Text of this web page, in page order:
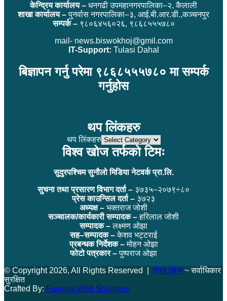
केन्द्रिय कार्यालय – धनगढी उपमहानगरपालिका–२, कैलाली
शाखा कार्यालय –पुनर्वास नगरपालिका–३, आई.बी.आर.डी.,कञ्चनपुर
सम्पर्क –९८०६४५६०२६, ९८६८५५५७८०
mail- news.biswokhoj@gmil.com
IT-Support: Tulasi Dahal
बिज्ञापन गर्नु परेमा ९८६८५५५७८० मा सम्पर्क
गर्नुहोस
थप लिंकहरु
थप लिंकहरु
विश्व खोज तर्फको टिमः
सुदुरपश्चिम सुनौलो मिडिया नेटवर्क प्रा.लि.
सुचना तथा प्रसारण विभाग दर्ता – ३७३५–२०७९÷८०
प्रेस काउन्सिल दर्ता – ३७२३
अध्यक्ष – भक्तराज जोशी
सञ्चालक/कार्यकारी सम्पादक –हरिलाल जोशी
सम्पादक –लक्ष्मण ओझा
सह–सम्पादक –केशव भट्टराई
प्रबन्धक निर्देशक –मोहन ओझा
फोटो पत्रकार –पुष्पराज ओझा
© Copyright 2026, All Rights Reserved | विश्व खोज~ सर्वाधिकार
सुरक्षित
Crafted By: Fusions Web Solutions